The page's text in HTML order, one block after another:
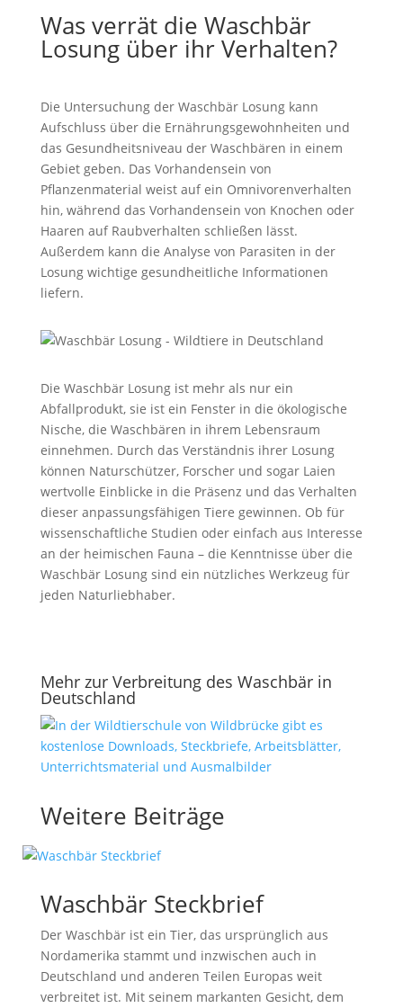
Was verrät die Waschbär
Losung über ihr Verhalten?
Die Untersuchung der Waschbär Losung kann
Aufschluss über die Ernährungsgewohnheiten und
das Gesundheitsniveau der Waschbären in einem
Gebiet geben. Das Vorhandensein von
Pflanzenmaterial weist auf ein Omnivorenverhalten
hin, während das Vorhandensein von Knochen oder
Haaren auf Raubverhalten schließen lässt.
Außerdem kann die Analyse von Parasiten in der
Losung wichtige gesundheitliche Informationen
liefern.
Die Waschbär Losung ist mehr als nur ein
Abfallprodukt, sie ist ein Fenster in die ökologische
Nische, die Waschbären in ihrem Lebensraum
einnehmen. Durch das Verständnis ihrer Losung
können Naturschützer, Forscher und sogar Laien
wertvolle Einblicke in die Präsenz und das Verhalten
dieser anpassungsfähigen Tiere gewinnen. Ob für
wissenschaftliche Studien oder einfach aus Interesse
an der heimischen Fauna – die Kenntnisse über die
Waschbär Losung sind ein nützliches Werkzeug für
jeden Naturliebhaber.
Mehr zur Verbreitung des Waschbär in
Deutschland
Weitere Beiträge
Waschbär Steckbrief
Der Waschbär ist ein Tier, das ursprünglich aus
Nordamerika stammt und inzwischen auch in
Deutschland und anderen Teilen Europas weit
verbreitet ist. Mit seinem markanten Gesicht, dem